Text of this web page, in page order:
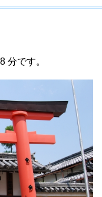
分です。